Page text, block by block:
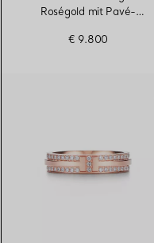
Roségold mit Pavé-
€ 9.800